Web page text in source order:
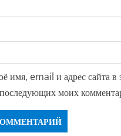
имя, email и адрес сайта в
последующих моих